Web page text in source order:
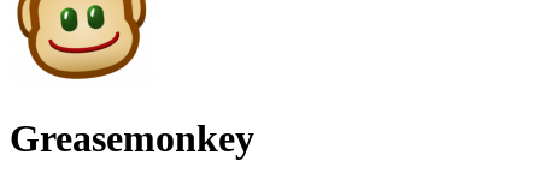
Greasemonkey